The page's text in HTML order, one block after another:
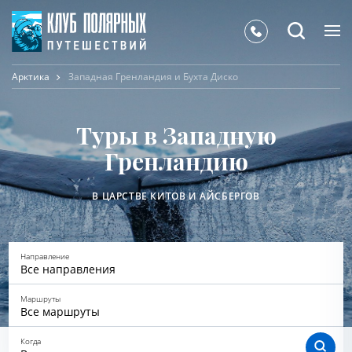
Арктика Западная Гренландия и Бухта Диско
Туры в Западную
Гренландию
В ЦАРСТВЕ КИТОВ И АЙСБЕРГОВ
Направление
Все направления
Маршруты
Все маршруты
Когда